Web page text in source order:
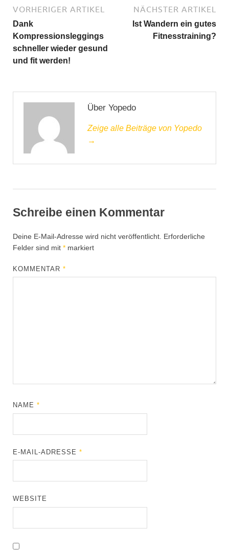
VORHERIGER ARTIKEL
Dank
Kompressionsleggings
schneller wieder gesund
und fit werden!
NÄCHSTER ARTIKEL
Ist Wandern ein gutes
Fitnesstraining?
Über Yopedo
Zeige alle Beiträge von Yopedo
→
Schreibe einen Kommentar
Deine E-Mail-Adresse wird nicht veröffentlicht. Erforderliche
Felder sind mit * markiert
KOMMENTAR*
NAME*
E-MAIL-ADRESSE*
WEBSITE